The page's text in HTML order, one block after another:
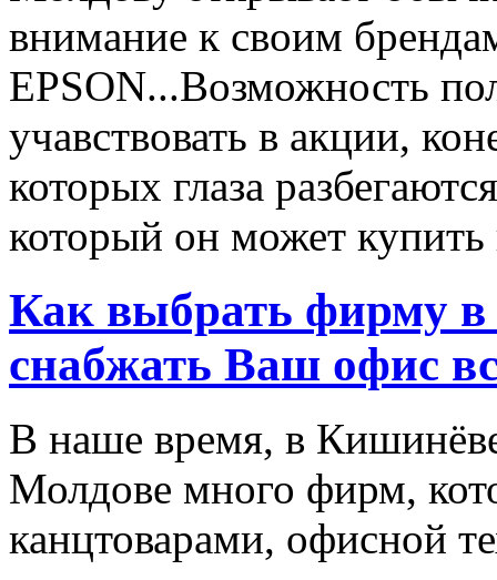
внимание к своим
EPSON...Возможность
учавствовать в акции,
которых глаза
который он может купить
Как выбрать фирму в
снабжать Ваш офис
В наше время, в
Молдове много фирм,
канцтоварами, офисной